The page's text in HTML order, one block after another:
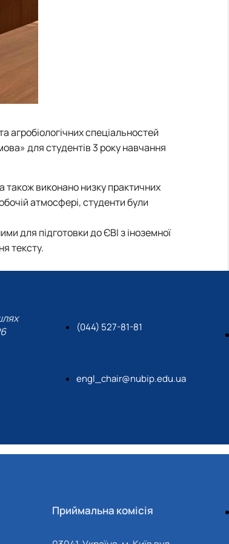
агробіологічних спеціальностей
для студентів 3 року навчання
також виконано низку практичних
атмосфері, студенти були
для підготовки до ЄВІ з іноземної
тексту.
(044) 527-81-81
engl_chair@nubip.edu.ua
Приймальна комісія